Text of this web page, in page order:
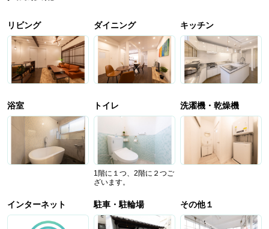
リビング ダイニング キッチン
浴室 トイレ
1階に１つ、2階に２つご
ざいます。
洗濯機・乾燥機
インターネット 駐車・駐輪場 その他１